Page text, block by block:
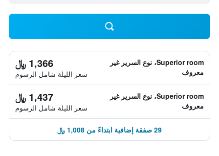
Superior room، نوع السرير غير
معروف
1,366 ﷼
سعر الليلة شامل الرسوم
Superior room، نوع السرير غير
معروف
1,437 ﷼
سعر الليلة شامل الرسوم
29 صفقة إضافية ابتداءً من 1,008 ﷼